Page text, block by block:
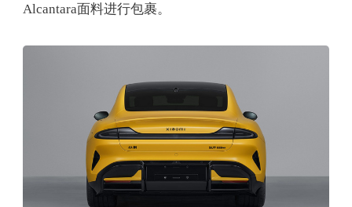
Alcantara面料进行包裹。